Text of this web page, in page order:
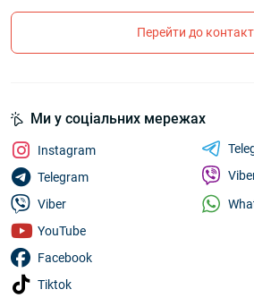
Перейти до
Ми у соціальних мережах
Instagram
Telegram
Viber
YouTube
Facebook
Tiktok